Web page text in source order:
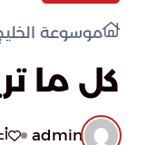
موسوعة
كل ما
admin